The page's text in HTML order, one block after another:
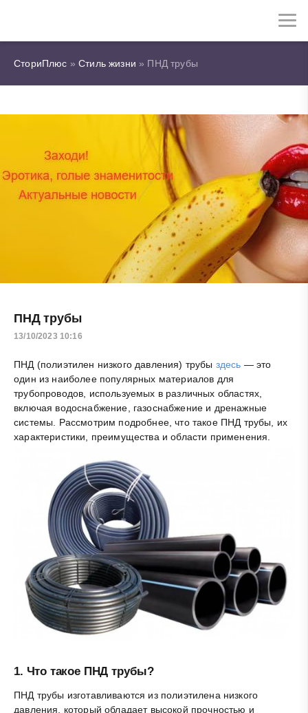
СториПлюс »Стиль жизни » ПНД трубы
ПНД трубы
13/10/2023 10:16
ПНД (полиэтилен низкого давления) трубы здесь — это
один из наиболее популярных материалов для
трубопроводов, используемых в различных областях,
включая водоснабжение, газоснабжение и дренажные
системы. Рассмотрим подробнее, что такое ПНД трубы, их
характеристики, преимущества и области применения.
1. Что такое ПНД трубы?
ПНД трубы изготавливаются из полиэтилена низкого
давления, который обладает высокой прочностью и